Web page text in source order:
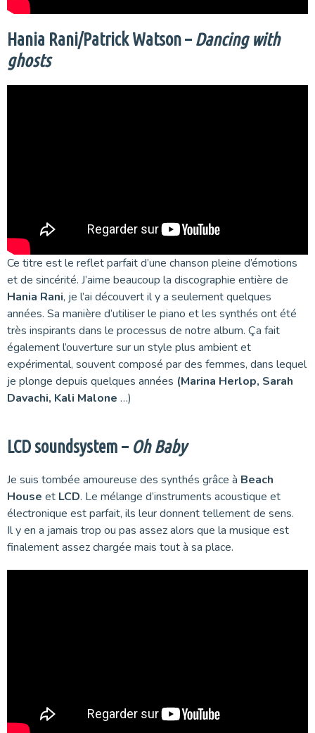
Hania Rani/Patrick Watson – Dancing with
ghosts
Ce titre est le reflet parfait d’une chanson pleine d’émotions
et de sincérité. J’aime beaucoup la discographie entière de
Hania Rani, je l’ai découvert il y a seulement quelques
années. Sa manière d’utiliser le piano et les synthés ont été
très inspirants dans le processus de notre album. Ça fait
également l’ouverture sur un style plus ambient et
expérimental, souvent composé par des femmes, dans lequel
je plonge depuis quelques années (Marina Herlop, Sarah
Davachi, Kali Malone …)
LCD soundsystem – Oh Baby
Je suis tombée amoureuse des synthés grâce à Beach
House et LCD. Le mélange d’instruments acoustique et
électronique est parfait, ils leur donnent tellement de sens.
Il y en a jamais trop ou pas assez alors que la musique est
finalement assez chargée mais tout à sa place.